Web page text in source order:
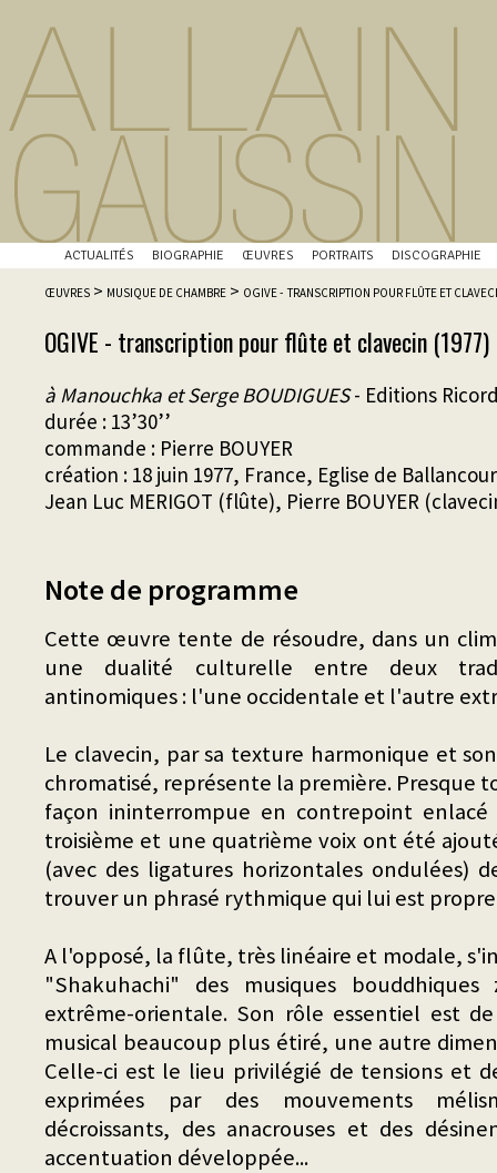
ACTUALITÉS BIOGRAPHIE ŒUVRES PORTRAITS DISCOGRAPHIE
ŒUVRES > MUSIQUE DE CHAMBRE > OGIVE - TRANSCRIPTION POUR FLÛTE ET
OGIVE - transcription pour flûte et clavecin (1977)
à Manouchka et Serge BOUDIGUES- Editions
durée : 13’30’’
commande : Pierre BOUYER
création : 18 juin 1977, France, Eglise de
Jean Luc MERIGOT (flûte), Pierre BOUYER
Note de programme
Cette œuvre tente de résoudre, dans un
une dualité culturelle entre deux
antinomiques : l'une occidentale et l'autre
Le clavecin, par sa texture harmonique et
chromatisé, représente la première. Presque
façon ininterrompue en contrepoint
troisième et une quatrième voix ont été
(avec des ligatures horizontales ondulées)
trouver un phrasé rythmique qui lui est
A l'opposé, la flûte, très linéaire et modale,
"Shakuhachi" des musiques
extrême-orientale. Son rôle essentiel est
musical beaucoup plus étiré, une autre
Celle-ci est le lieu privilégié de tensions et
exprimées par des mouvements
décroissants, des anacrouses et des
accentuation développée...